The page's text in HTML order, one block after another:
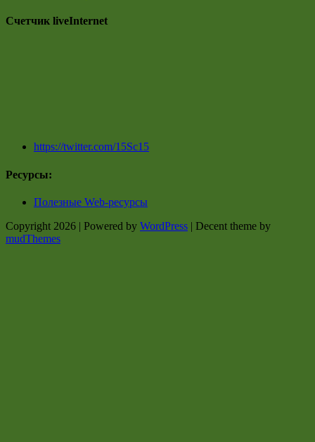
Счетчик liveInternet
https://twitter.com/15Sc15
Ресурсы:
Полезные Web-ресурсы
Copyright 2026 | Powered by WordPress | Decent theme by
mudThemes